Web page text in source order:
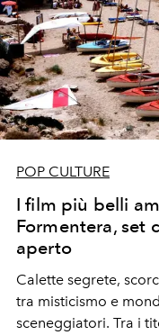
POP CULTURE
I film più belli
Formentera, set
aperto
Calette segrete,
tra misticismo e
sceneggiatori. Tra i